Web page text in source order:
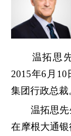
温拓思先
2015年6月
集团行政总裁
温拓思先
在摩根大通银